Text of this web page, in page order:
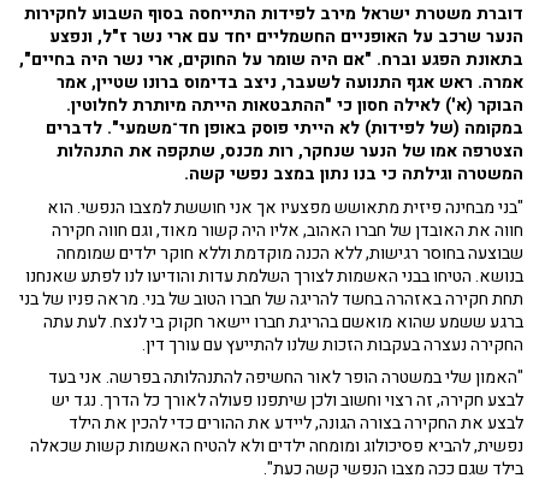
דוברת משטרת ישראל מירב לפידות התייחסה בסוף השבוע לחקירות
הנער שרכב על האופניים החשמליים יחד עם ארי נשר ז"ל, ונפצע
בתאונת הפגע וברח. "אם היה שומר על החוקים, ארי נשר היה בחיים",
אמרה. ראש אגף התנועה לשעבר, ניצב בדימוס ברונו שטיין, אמר
הבוקר (א') לאילה חסון כי "ההתבטאות הייתה מיותרת לחלוטין.
במקומה (של לפידות) לא הייתי פוסק באופן חד־משמעי". לדברים
הצטרפה אמו של הנער שנחקר, רות מכנס, שתקפה את התנהלות
המשטרה וגילתה כי בנו נתון במצב נפשי קשה.
"בני מבחינה פיזית מתאושש מפצעיו אך אני חוששת למצבו הנפשי. הוא
חווה את האובדן של חברו האהוב, אליו היה קשור מאוד, וגם חווה חקירה
שבוצעה בחוסר רגישות, ללא הכנה מוקדמת וללא חוקר ילדים שמומחה
בנושא. הטיחו בבני האשמות לצורך השלמת עדות והודיעו לנו לפתע שאנחנו
תחת חקירה באזהרה בחשד להריגה של חברו הטוב של בני. מראה פניו של בני
ברגע ששמע שהוא מואשם בהריגת חברו יישאר חקוק בי לנצח. לעת עתה
החקירה נעצרה בעקבות הזכות שלנו להתייעץ עם עורך דין.
"האמון שלי במשטרה הופר לאור החשיפה להתנהלותה בפרשה. אני בעד
לבצע חקירה, זה רצוי וחשוב ולכן שיתפנו פעולה לאורך כל הדרך. נגד יש
לבצע את החקירה בצורה הגונה, ליידע את ההורים כדי להכין את הילד
נפשית, להביא פסיכולוג ומומחה ילדים ולא להטיח האשמות קשות שכאלה
בילד שגם ככה מצבו הנפשי קשה כעת".